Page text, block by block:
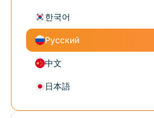
한국어
Русский
中文
日本語